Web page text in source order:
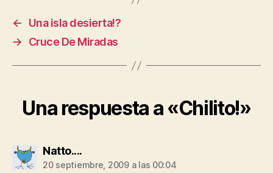
←
Una isla desierta!?
→
Cruce De Miradas
Una respuesta a «Chilito!»
Natto....dice:
20 septiembre, 2009 a las 00:04